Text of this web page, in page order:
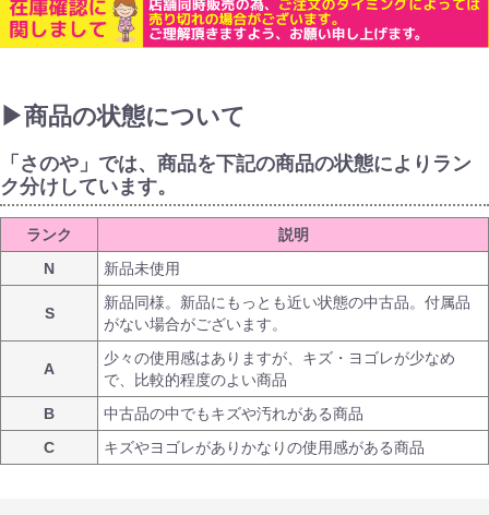
▶商品の状態について
「さのや」では、商品を下記の商品の状態によりラン
ク分けしています。
ランク
説明
N
新品未使用
S
新品同様。新品にもっとも近い状態の中古品。付属品
がない場合がございます。
A
少々の使用感はありますが、キズ・ヨゴレが少なめ
で、比較的程度のよい商品
B
中古品の中でもキズや汚れがある商品
C
キズやヨゴレがありかなりの使用感がある商品